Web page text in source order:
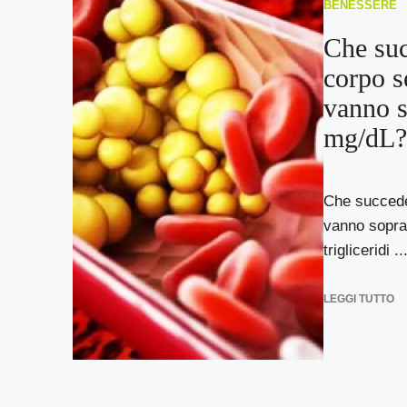
BENESSERE
Che
corpo
vanno
mg/dL?
Che
vanno
trigliceridi ...
LEGGI TUTTO